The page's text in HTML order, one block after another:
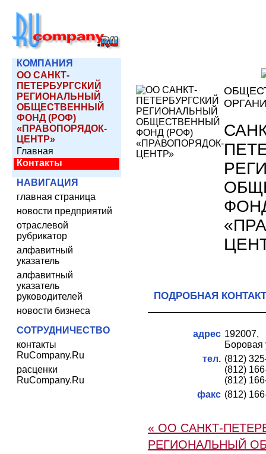
КОМПАНИЯ
ОО САНКТ-
ПЕТЕРБУРГСКИЙ
РЕГИОНАЛЬНЫЙ
ОБЩЕСТВЕННЫЙ
ФОНД (РОФ)
«ПРАВОПОРЯДОК-
ЦЕНТР»
Главная
Контакты
НАВИГАЦИЯ
главная страница
новости предприятий
отраслевой
рубрикатор
алфавитный
указатель
алфавитный
указатель
руководителей
новости бизнеса
СОТРУДНИЧЕСТВО
контакты
RuCompany.Ru
расценки
RuCompany.Ru
ПОДРОБНАЯ
адрес
Боровая
тел. (812)
(812)
(812)
факс (812)
« ОО САНКТ-
РЕГИОНАЛЬНЫЙ